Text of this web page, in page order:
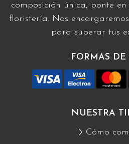
composición única, ponte
floristería. Nos
para superar tus
FORMAS DE
NUESTRA
Cómo